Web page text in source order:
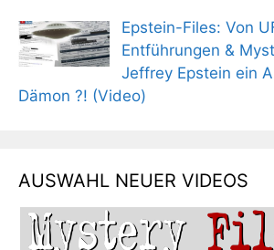
Epstein-Files: Von
Entführungen &
Jeffrey Epstein ein
Dämon ?! (Video)
AUSWAHL NEUER VIDEOS